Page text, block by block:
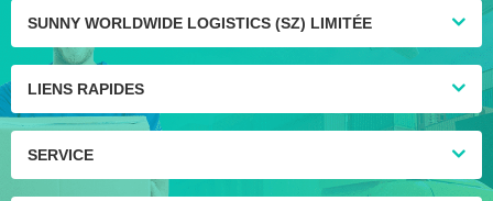
SUNNY WORLDWIDE LOGISTICS (SZ) LIMITÉE
LIENS RAPIDES
SERVICE